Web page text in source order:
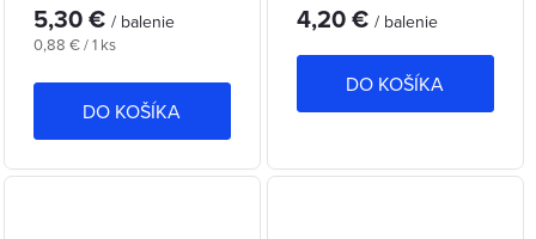
5,30 € / balenie
Jednotková
0,88 € / 1 ks
DO KOŠÍKA
kefiek (0,4 – 0,8)
4,20 € / balenie
DO KOŠÍKA